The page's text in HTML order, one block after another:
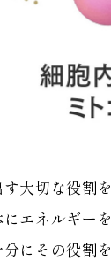
大切な役割
エネルギー
にその役割